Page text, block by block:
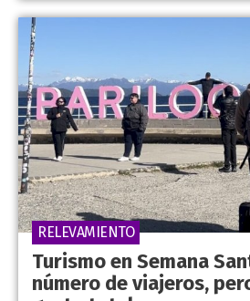
Turismo en Semana
número de viajeros,
RELEVAMIENTO